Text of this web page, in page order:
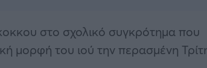
στο σχολικό συγκρότημα που
μορφή του ιού την περασμένη